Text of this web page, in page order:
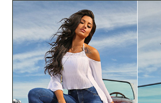
Contato